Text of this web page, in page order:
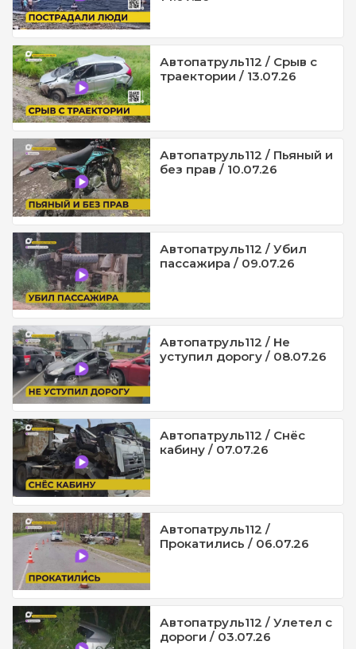
Автопатруль112 / Срыв с
траектории / 13.07.26
Автопатруль112 / Пьяный и
без прав / 10.07.26
Автопатруль112 / Убил
пассажира / 09.07.26
Автопатруль112 / Не
уступил дорогу / 08.07.26
Автопатруль112 / Снёс
кабину / 07.07.26
Автопатруль112 /
Прокатились / 06.07.26
Автопатруль112 / Улетел с
дороги / 03.07.26